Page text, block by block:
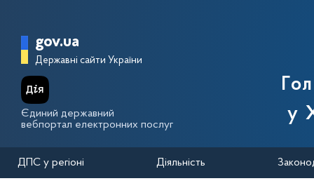
Головна сторінка Державної
gov.ua
Державні сайти України
Єдиний державний
вебпортал електронних послуг
у
ДПС у регіоні Діяльність